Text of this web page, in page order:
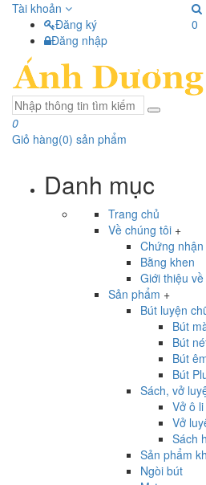
Tài khoản
Đăng ký
Đăng nhập
0
0
Giỏ hàng(0) sản phẩm
Danh mục
Trang chủ
Về chúng tôi +
Chứng nhận
Bằng khen
Giới thiệu
Sản phẩm +
Bút luyện
Bút
Bút
Bút
Bút
Sách, vở
Vở ô li
Vở
Sách
Sản phẩm
Ngòi bút